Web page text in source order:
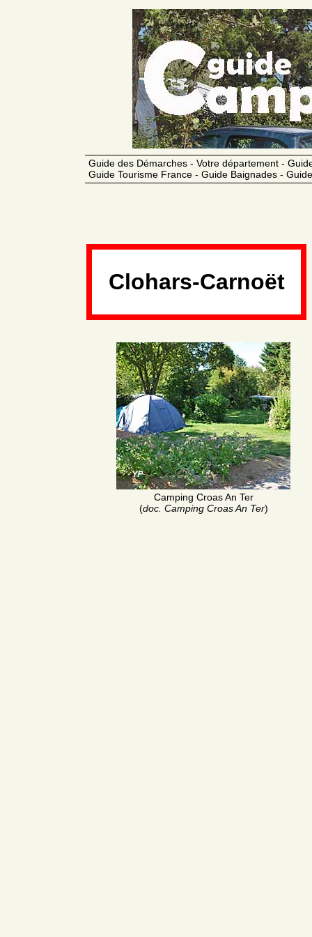
Guide des Démarches - Votre département -
Guide Tourisme France - Guide Baignades -
Clohars-Carnoët
Camping Croas An Ter
(doc. Camping Croas An Ter)